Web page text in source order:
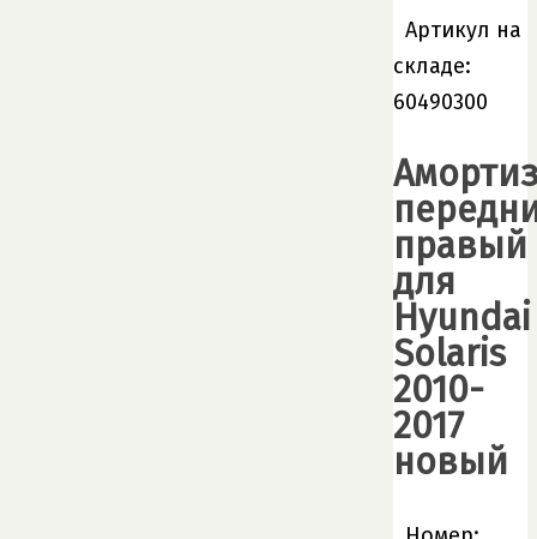
Артикул на
складе:
60490300
правый
для
Hyundai
Solaris
2010-
2017
новый